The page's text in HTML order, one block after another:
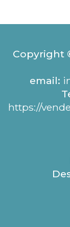
Copyright
email:
https://